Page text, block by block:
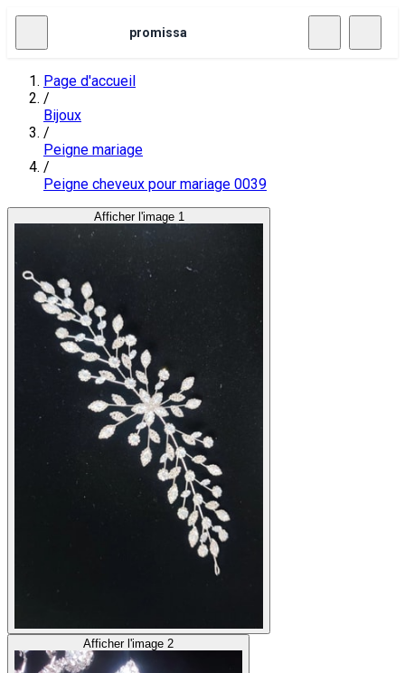
promissa
Page d'accueil
/
Bijoux
/
Peigne mariage
/
Peigne cheveux pour mariage 0039
Afficher l'image 1
Afficher l'image 2